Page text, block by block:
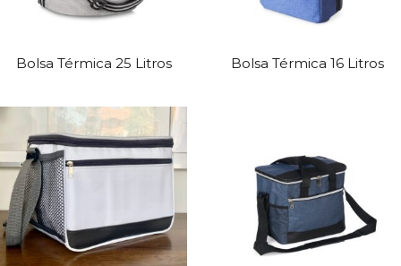
Bolsa Térmica 25 Litros Bolsa Térmica 16 Litros